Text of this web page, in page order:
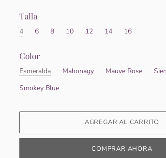
Talla
4 6 8 10 12 14 16
Color
Esmeralda Mahonagy Mauve Rose
Smokey Blue
COMPRAR AHORA